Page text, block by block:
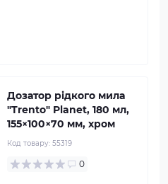
Дозатор рідкого мила
"Trento" Planet, 180 мл,
155×100×70 мм, хром
Код товару: 55319
0